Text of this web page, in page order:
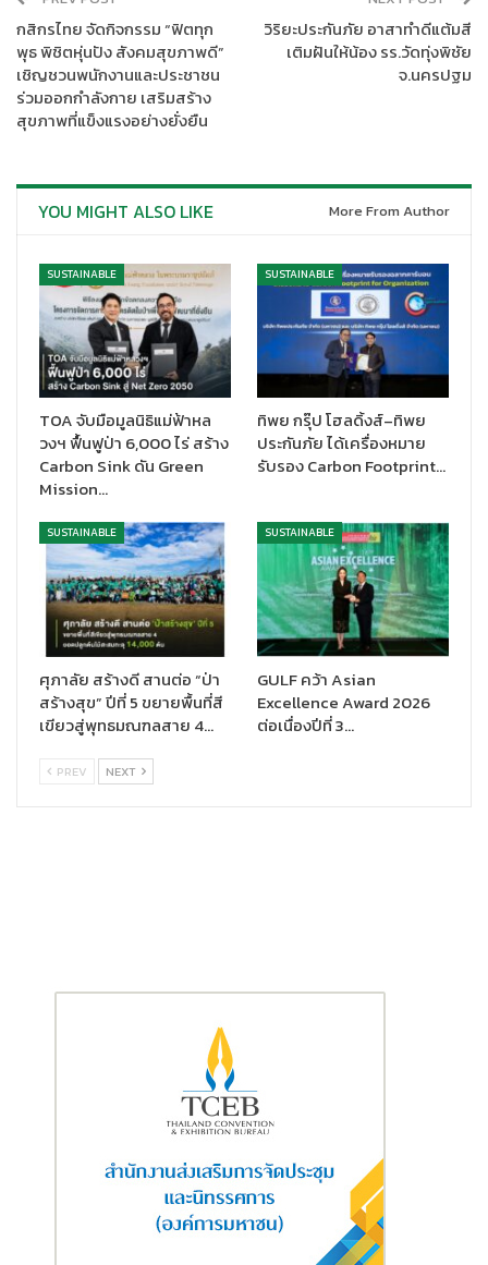
ภายในงานได้รับเกียรติจาก นายชนวัฒน์ เอื้อวัฒนะสกุลกรรมการผู้
จัดการใหญ่และประธานเจ้าหน้าที่บริหารนางสาวนภารัตน์ ศรีวรรณ
วิทย์ประธานเจ้าหน้าที่บริหารการเงินและกรรมการผู้จัดการใหญ่ กลุ่ม
งานการเงิน การบัญชี และกลุ่มธุรกิจโรงแรมและสำนักงาน รวมถึง
นางสาวอุทัยวรรณ อนุจิตนุกูล
เป็นเลิศและการพัฒนาอย่างยั่งยืน ของ CPN ร่วมตอกย้ำวิสัยทัศน์
“Center of Life” หรือการเป็นศูนย์กลางการใช้ชีวิตและชุมชน
เผยว่า ความร่วมมือครั้งนี้สะท้อนบทบาทสำคัญของ TOA ในการขับ
เคลื่อน Sustainability Partnership ร่วมกับ CPN อย่างเป็นรูป
ธรรม ผ่านการพัฒนาวัสดุก่อสร้างที่คำนึงถึงการลดคาร์บอนฟุตพริ้
นท์ การลดการปล่อยก๊าซเรือนกระจก และการสร้างผลกระทบเชิงบวก
ต่อสังคม โดยเฉพาะการสนับสนุนเยาวชนไทยให้มีความรู้และทักษะ
ด้านความยั่งยืน ครอบคลุมทั้งมิติด้านสังคม สิ่งแวดล้อม และธุรกิจ
นอกจากนี้ TOA ยังร่วมส่งเสริมกิจกรรมการเรียนรู้ให้แก่น้องๆ
โครงการดังกล่าวดำเนินงานร่วมกับภาคีเครือข่ายหลายภาคส่วน รวม
ถึงทีมผู้เชี่ยวชาญด้านการอบรมอย่าง Change Lab และ WE Tech
Consulting โดยมุ่งสร้างสังคมแห่งการบริโภคอย่างรับผิดชอบ ส่ง
เสริมธุรกิจที่เคารพสิทธิมนุษยชน และดูแลสิ่งแวดล้อมอย่างยั่งยืน
สำหรับกิจกรรมในปี 2569 จะจัดในรูปแบบ Roadshow ครอบคลุม 5
ภูมิภาคทั่วประเทศ พร้อมรอบตัดสินระดับประเทศ โดย TOA และ CPN
จะร่วมดำเนินกิจกรรมต่อเนื่องตลอดระยะเวลา 6 เดือน
“Total Solution for Living”
กสิกรไทย จัดกิจกรรม “ฟิตทุก
พุธ พิชิตหุ่นปัง สังคมสุขภาพดี”
เชิญชวนพนักงานและประชาชน
ร่วมออกกำลังกาย เสริมสร้าง
สุขภาพที่แข็งแรงอย่างยั่งยืน
วิริยะประกันภัย อาสาทำดีแต้มสี
เติมฝันให้น้อง รร.วัดทุ่งพิชัย
จ.นครปฐม
YOU MIGHT ALSO LIKE More From Author
SUSTAINABLE
TOA จับมือมูลนิธิแม่ฟ้าหล
วงฯ ฟื้นฟูป่า 6,000 ไร่ สร้าง
Carbon Sink ดัน Green
Mission…
SUSTAINABLE
ทิพย กรุ๊ป โฮลดิ้งส์–ทิพย
ประกันภัย ได้เครื่องหมาย
รับรอง Carbon Footprint…
SUSTAINABLE
ศุภาลัย สร้างดี สานต่อ “ป่า
สร้างสุข” ปีที่ 5 ขยายพื้นที่สี
เขียวสู่พุทธมณฑลสาย 4…
SUSTAINABLE
GULF คว้า Asian
Excellence Award 2026
ต่อเนื่องปีที่ 3…
PREV NEXT